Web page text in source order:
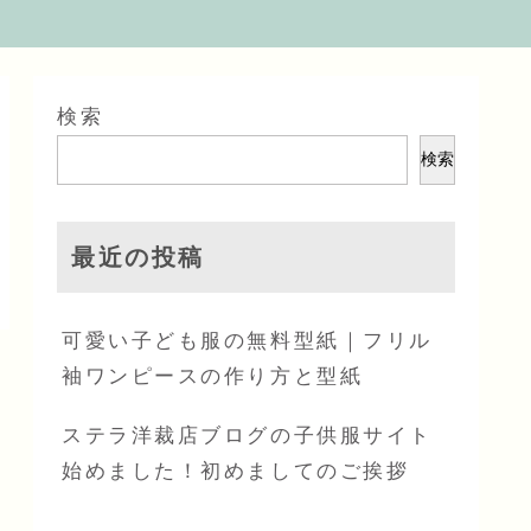
検索
検索
最近の投稿
可愛い子ども服の無料型紙｜フリル
袖ワンピースの作り方と型紙
ステラ洋裁店ブログの子供服サイト
始めました！初めましてのご挨拶